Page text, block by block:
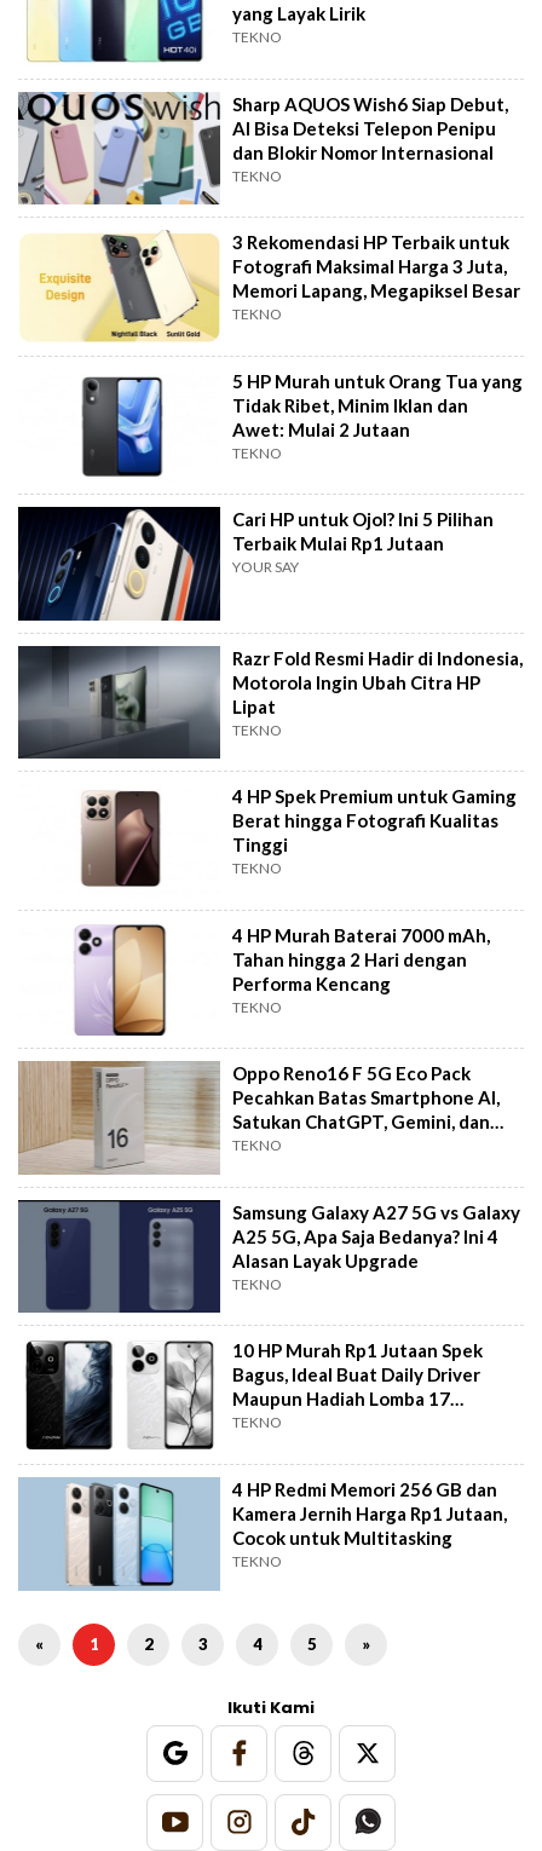
yang Layak Lirik
TEKNO
Sharp AQUOS Wish6 Siap Debut,
AI Bisa Deteksi Telepon Penipu
dan Blokir Nomor Internasional
TEKNO
3 Rekomendasi HP Terbaik untuk
Fotografi Maksimal Harga 3 Juta,
Memori Lapang, Megapiksel Besar
TEKNO
5 HP Murah untuk Orang Tua yang
Tidak Ribet, Minim Iklan dan
Awet: Mulai 2 Jutaan
TEKNO
Cari HP untuk Ojol? Ini 5 Pilihan
Terbaik Mulai Rp1 Jutaan
YOUR SAY
Razr Fold Resmi Hadir di Indonesia,
Motorola Ingin Ubah Citra HP
Lipat
TEKNO
4 HP Spek Premium untuk Gaming
Berat hingga Fotografi Kualitas
Tinggi
TEKNO
4 HP Murah Baterai 7000 mAh,
Tahan hingga 2 Hari dengan
Performa Kencang
TEKNO
Oppo Reno16 F 5G Eco Pack
Pecahkan Batas Smartphone AI,
Satukan ChatGPT, Gemini, dan
Perplexity
TEKNO
Samsung Galaxy A27 5G vs Galaxy
A25 5G, Apa Saja Bedanya? Ini 4
Alasan Layak Upgrade
TEKNO
10 HP Murah Rp1 Jutaan Spek
Bagus, Ideal Buat Daily Driver
Maupun Hadiah Lomba 17
Agustus
TEKNO
4 HP Redmi Memori 256 GB dan
Kamera Jernih Harga Rp1 Jutaan,
Cocok untuk Multitasking
TEKNO
« 1 2 3 4 5 »
Ikuti Kami